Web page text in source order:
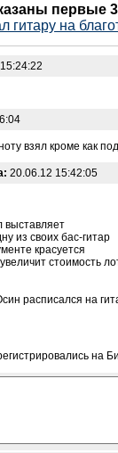
первые
гитару на
взял кроме как
20.06.12 15:42:05
выставляет
из своих бас-гитар
красуется
стоимость
расписался на
на